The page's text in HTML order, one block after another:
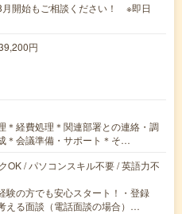
開始もご相談ください！ ※即日
円
＊経費処理＊関連部署との連絡・調
＊会議準備・サポート＊そ…
OK / パソコンスキル不要 / 英語力不
験の方でも安心スタート！・登録
える面談（電話面談の場合）…